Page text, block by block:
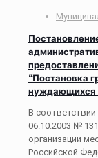
“Постановка
нуждающихся
В
06.10.2003 №
организации
Российской